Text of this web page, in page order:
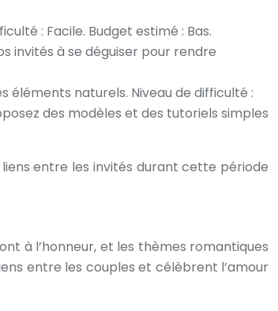
: Facile. Budget estimé : Bas.
invités à se déguiser pour rendre
éléments naturels. Niveau de difficulté :
des modèles et des tutoriels simples
entre les invités durant cette période
à l’honneur, et les thèmes romantiques
entre les couples et célèbrent l’amour